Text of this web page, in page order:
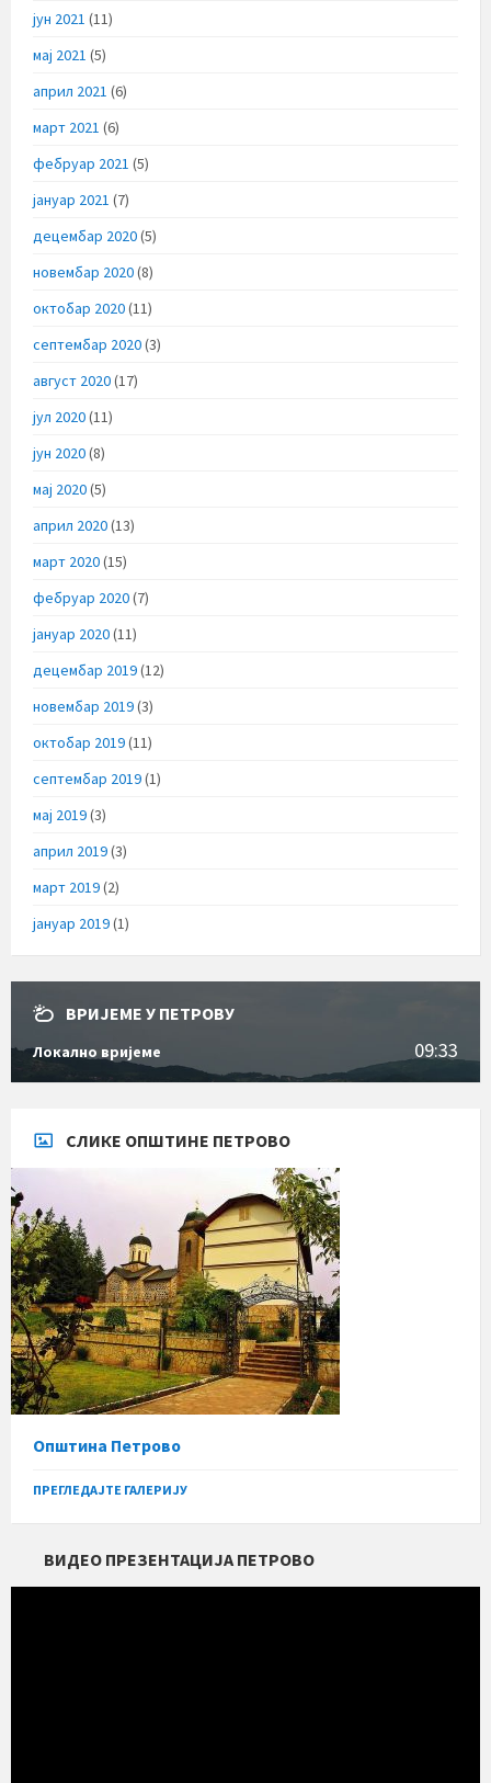
јун 2021 (11)
мај 2021 (5)
април 2021 (6)
март 2021 (6)
фебруар 2021 (5)
јануар 2021 (7)
децембар 2020(5)
новембар 2020(8)
октобар 2020(11)
септембар 2020(3)
август 2020(17)
јул 2020(11)
јун 2020(8)
мај 2020(5)
април 2020(13)
март 2020(15)
фебруар 2020(7)
јануар 2020(11)
децембар 2019(12)
новембар 2019(3)
октобар 2019(11)
септембар 2019(1)
мај 2019(3)
април 2019(3)
март 2019(2)
јануар 2019(1)
ВРИЈЕМЕ У ПЕТРОВУ
Локално вријеме 09:33
СЛИКЕ ОПШТИНЕ ПЕТРОВО
Општина Петрово
ПРЕГЛЕДАЈТЕ ГАЛЕРИЈУ
ВИДЕО ПРЕЗЕНТАЦИЈА ПЕТРОВО